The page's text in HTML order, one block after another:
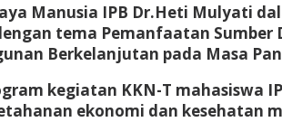
Manusia IPB Dr.Heti Mulyati
tema Pemanfaatan
Berkelanjutan pada Masa
kegiatan KKN-T mahasiswa
ekonomi dan kesehatan